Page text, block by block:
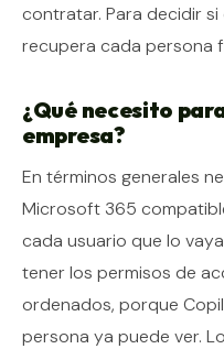
contratar. Para decidir
recupera cada persona
¿Qué necesito
empresa?
En términos generales
Microsoft 365
cada usuario que lo
tener los permisos de
ordenados, porque
persona ya puede ver.